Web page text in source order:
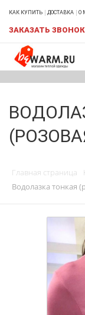
КАК КУПИТЬ ДОСТАВКА О
ЗАКАЗАТЬ ЗВОНОК
Главная страница
Водолазка тонкая